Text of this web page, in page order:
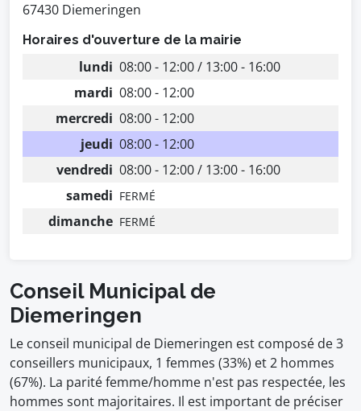
67430 Diemeringen
Horaires d'ouverture de la mairie
lundi 08:00 - 12:00 / 13:00 - 16:00
mardi 08:00 - 12:00
mercredi 08:00 - 12:00
jeudi 08:00 - 12:00
vendredi 08:00 - 12:00 / 13:00 - 16:00
samedi FERMÉ
dimanche FERMÉ
Conseil Municipal de
Diemeringen
Le conseil municipal de Diemeringen est composé de 3
conseillers municipaux, 1 femmes (33%) et 2 hommes
(67%). La parité femme/homme n'est pas respectée, les
hommes sont majoritaires. Il est important de préciser